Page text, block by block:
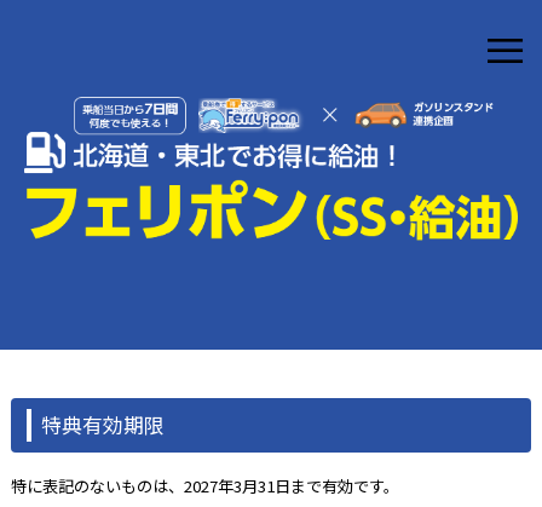
≡
特典有効期限
特に表記のないものは、2027年3月31日まで有効です。